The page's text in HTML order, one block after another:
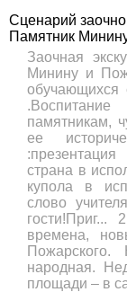
Сценарий
Памятник
Заочная
Минину и
обучающихся
памятникам,
ее
страна в
купола в
слово
гости!Приг...
времена,
народная.
площади – в